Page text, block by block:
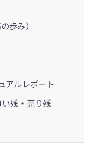
歩み）
アルレポート
残・売り残